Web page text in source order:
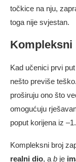
točkice na nju,
toga nije svjestan.
Kompleksni
Kad učenici prvi
nešto previše
proširuju ono što
omogućuju
poput korijena iz –1.
Kompleksni broj
realni dio, ab je